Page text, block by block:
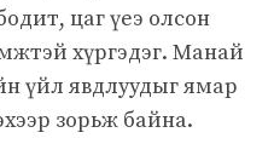
цаг үеэ олсон
хүргэдэг. Манай
үйл явдлуудыг ямар
зорьж байна.